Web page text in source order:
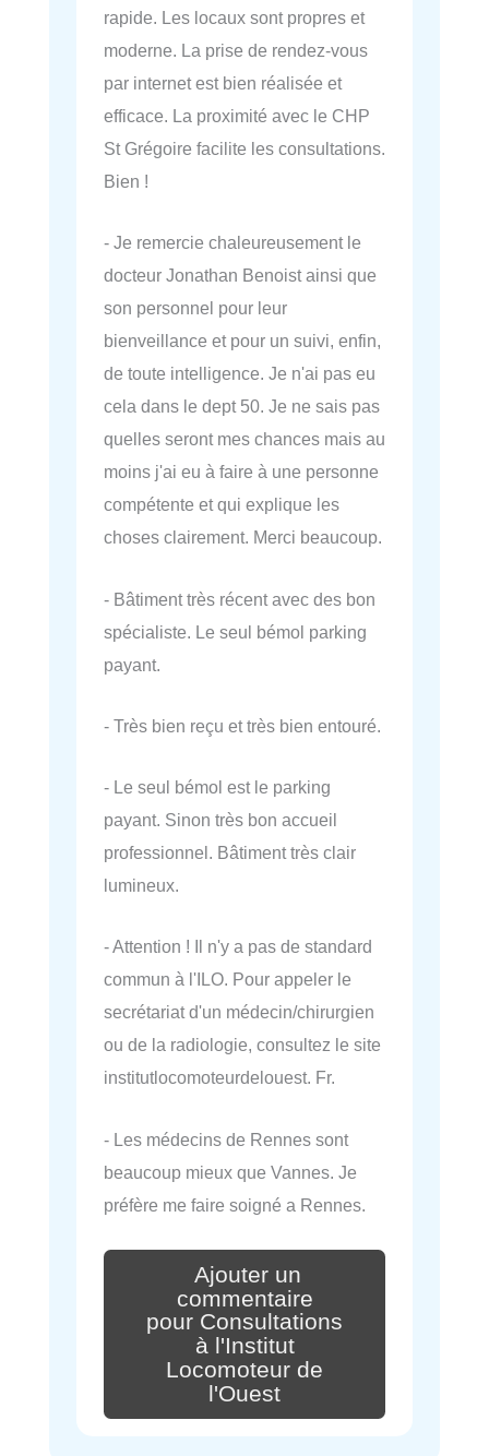
rapide. Les locaux sont propres et
moderne. La prise de rendez-vous
par internet est bien réalisée et
efficace. La proximité avec le CHP
St Grégoire facilite les consultations.
Bien !
- Je remercie chaleureusement le
docteur Jonathan Benoist ainsi que
son personnel pour leur
bienveillance et pour un suivi, enfin,
de toute intelligence. Je n'ai pas eu
cela dans le dept 50. Je ne sais pas
quelles seront mes chances mais au
moins j'ai eu à faire à une personne
compétente et qui explique les
choses clairement. Merci beaucoup.
- Bâtiment très récent avec des bon
spécialiste. Le seul bémol parking
payant.
- Très bien reçu et très bien entouré.
- Le seul bémol est le parking
payant. Sinon très bon accueil
professionnel. Bâtiment très clair
lumineux.
- Attention ! Il n'y a pas de standard
commun à l'ILO. Pour appeler le
secrétariat d'un médecin/chirurgien
ou de la radiologie, consultez le site
institutlocomoteurdelouest. Fr.
- Les médecins de Rennes sont
beaucoup mieux que Vannes. Je
préfère me faire soigné a Rennes.
Ajouter un
commentaire
pour Consultations
à l'Institut
Locomoteur de
l'Ouest